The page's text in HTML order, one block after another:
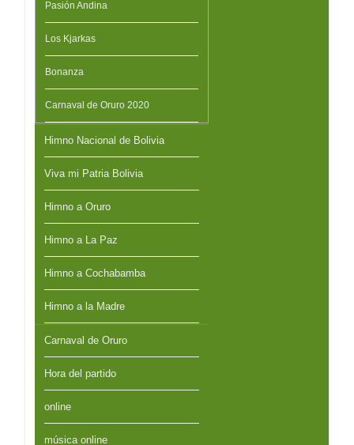
Pasión Andina
Los Kjarkas
Bonanza
Carnaval de Oruro 2020
Himno Nacional de Bolivia
Viva mi Patria Bolivia
Himno a Oruro
Himno a La Paz
Himno a Cochabamba
Himno a la Madre
Carnaval de Oruro
Hora del partido
online
música online